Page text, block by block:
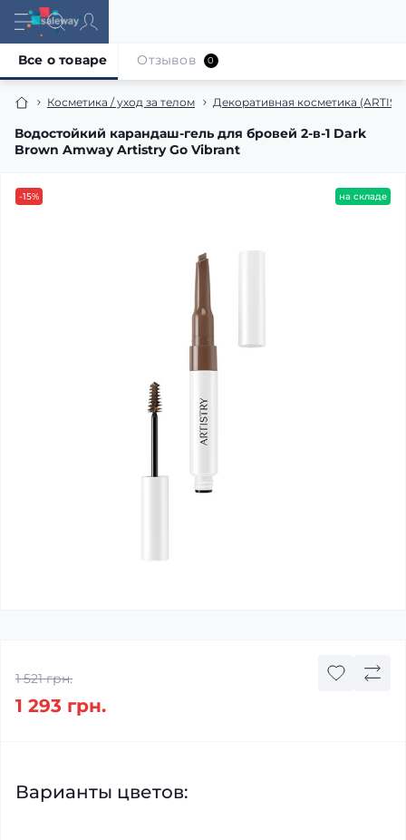
Косметика / уход за телом Декоративная косметика
Водостойкий карандаш-гель для бровей 2-в-1 Dark
Brown Amway Artistry Go Vibrant
Все о товаре Отзывов 0
-15% на складе
1 521 грн.
1 293 грн.
Варианты цветов: